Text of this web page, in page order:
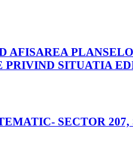
AFISAREA
PRIVIND SITUATIA
SECTOR